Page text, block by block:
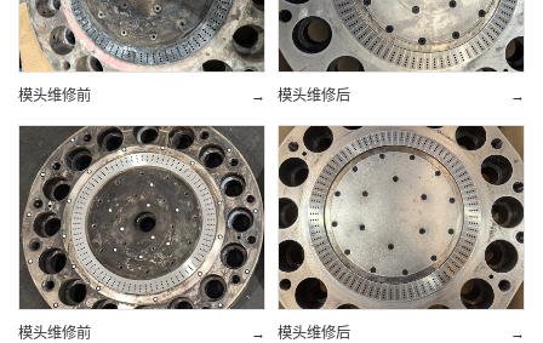
→
模头维修前 →
模头维修后
→
模头维修前 →
模头维修后